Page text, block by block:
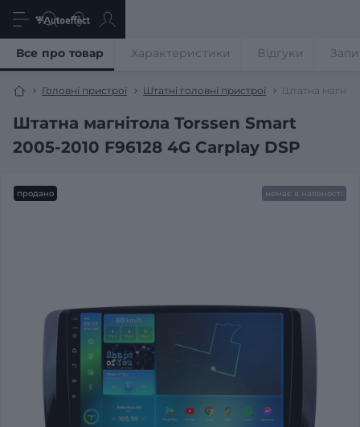
Головні пристрої Штатні головні пристрої Штатна
Штатна магнітола Torssen Smart
2005-2010 F96128 4G Carplay DSP
Все про товар Характеристики Відгуки
продано немає в наявності